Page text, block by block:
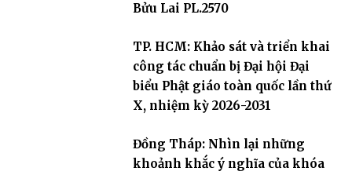
Bửu Lai PL.2570
TP. HCM: Khảo sát và triển khai
công tác chuẩn bị Đại hội Đại
biểu Phật giáo toàn quốc lần thứ
X, nhiệm kỳ 2026-2031
Đồng Tháp: Nhìn lại những
khoảnh khắc ý nghĩa của khóa